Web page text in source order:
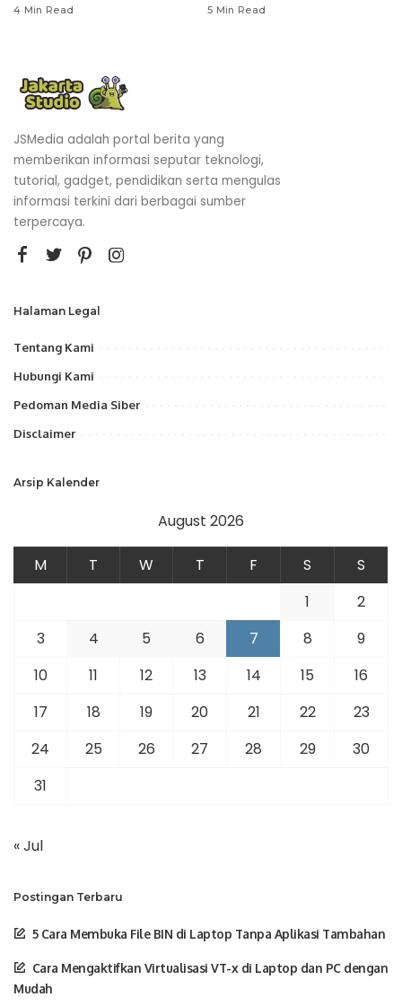
4 Min Read 5 Min Read
JSMedia adalah portal berita yang
memberikan informasi seputar teknologi,
tutorial, gadget, pendidikan serta mengulas
informasi terkini dari berbagai sumber
terpercaya.
Halaman Legal
Tentang Kami
Hubungi Kami
Pedoman Media Siber
Disclaimer
Arsip Kalender
August 2026
M T W T F S
S
1
2
3
4 5 6 7 8
9
10
11 12 13 14 15
16
17
18 19 20 21 22
23
24
25 26 27 28 29
30
31
« Jul
Postingan Terbaru
5 Cara Membuka File BIN di Laptop Tanpa Aplikasi Tambahan
Cara Mengaktifkan Virtualisasi VT-x di Laptop dan PC dengan
Mudah